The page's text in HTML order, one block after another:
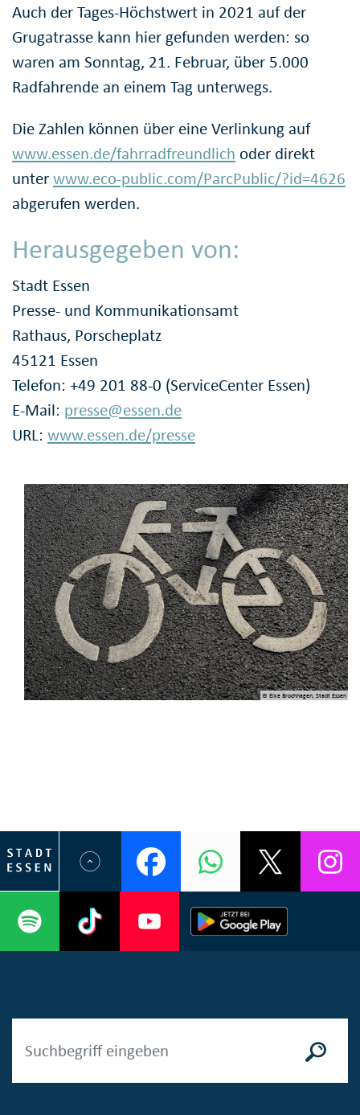
Auch der Tages-Höchstwert in 2021 auf der
Grugatrasse kann hier gefunden werden: so
waren am Sonntag, 21. Februar, über 5.000
Radfahrende an einem Tag unterwegs.
Die Zahlen können über eine Verlinkung auf
www.essen.de/fahrradfreundlich oder direkt
unterwww.eco-public.com/ParcPublic/?id=4626
abgerufen werden.
Herausgegeben von:
Stadt Essen
Presse- und Kommunikationsamt
Rathaus, Porscheplatz
45121 Essen
Telefon: +49 201 88-0 (ServiceCenter Essen)
E-Mail: presse@essen.de
URL: www.essen.de/presse
© Elke Brochhagen, Stadt Essen